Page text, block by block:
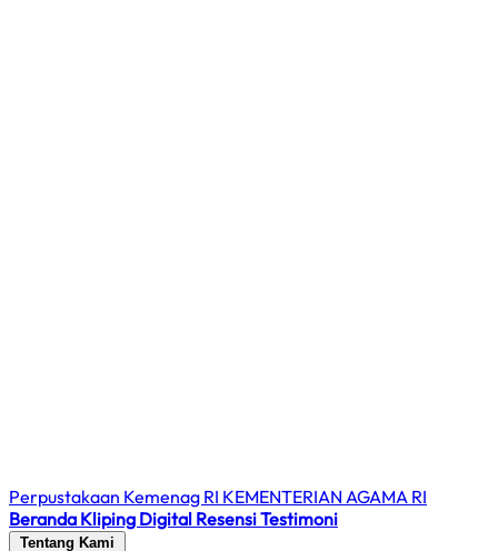
Perpustakaan Kemenag RI KEMENTERIAN AGAMA RI
Beranda Kliping Digital ResensiTestimoni
Tentang Kami